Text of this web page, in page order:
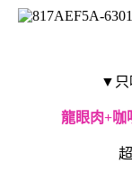
▼只
龍眼肉+咖